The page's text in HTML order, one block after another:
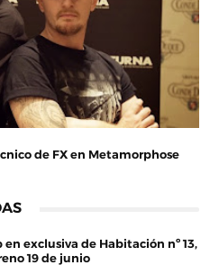
de FX en Metamorphose
en exclusiva de Habitación nº 13,
19 de junio